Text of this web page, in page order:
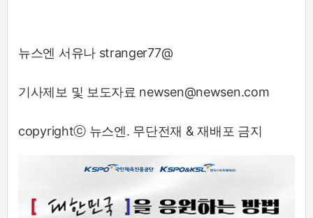
뉴스엔 서유나 stranger77@
기사제보 및 보도자료 newsen@newsen.com
copyrightⓒ 뉴스엔. 무단전재 & 재배포 금지